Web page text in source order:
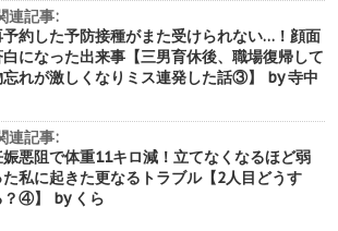
連記事:
予約した予防接種がまた受けられない…！顔面
白になった出来事【三男育休後、職場復帰して
忘れが激しくなりミス連発した話③】 by 寺中
連記事:
娠悪阻で体重11キロ減！立てなくなるほど弱
た私に起きた更なるトラブル【2人目どうす
？④】 by くら